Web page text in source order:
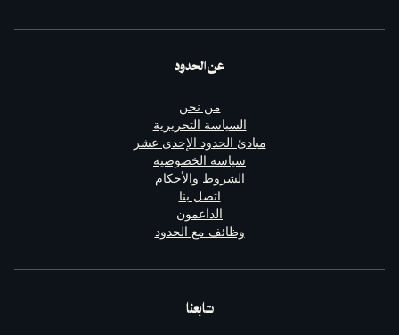
مبادئ الحدود الإحدى عشر